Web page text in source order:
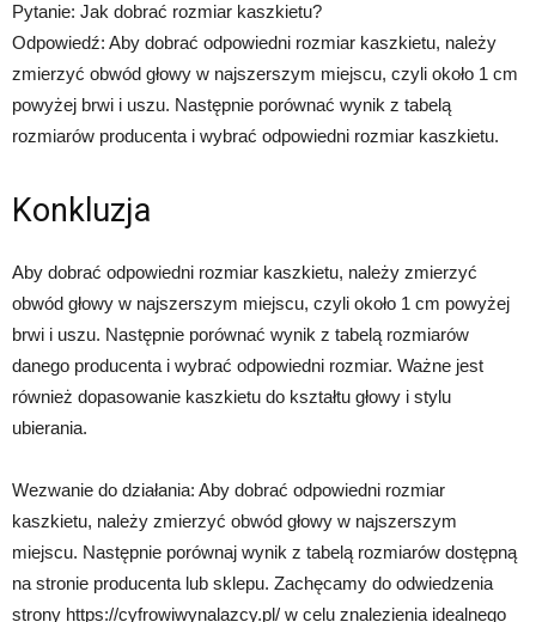
Pytanie: Jak dobrać rozmiar kaszkietu?
Odpowiedź: Aby dobrać odpowiedni rozmiar kaszkietu, należy
zmierzyć obwód głowy w najszerszym miejscu, czyli około 1 cm
powyżej brwi i uszu. Następnie porównać wynik z tabelą
rozmiarów producenta i wybrać odpowiedni rozmiar kaszkietu.
Konkluzja
Aby dobrać odpowiedni rozmiar kaszkietu, należy zmierzyć
obwód głowy w najszerszym miejscu, czyli około 1 cm powyżej
brwi i uszu. Następnie porównać wynik z tabelą rozmiarów
danego producenta i wybrać odpowiedni rozmiar. Ważne jest
również dopasowanie kaszkietu do kształtu głowy i stylu
ubierania.
Wezwanie do działania: Aby dobrać odpowiedni rozmiar
kaszkietu, należy zmierzyć obwód głowy w najszerszym
miejscu. Następnie porównaj wynik z tabelą rozmiarów dostępną
na stronie producenta lub sklepu. Zachęcamy do odwiedzenia
strony https://cyfrowiwynalazcy.pl/ w celu znalezienia idealnego